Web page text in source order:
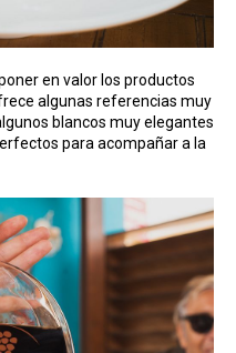
en valor los productos
algunas referencias muy
blancos muy elegantes
para acompañar a la